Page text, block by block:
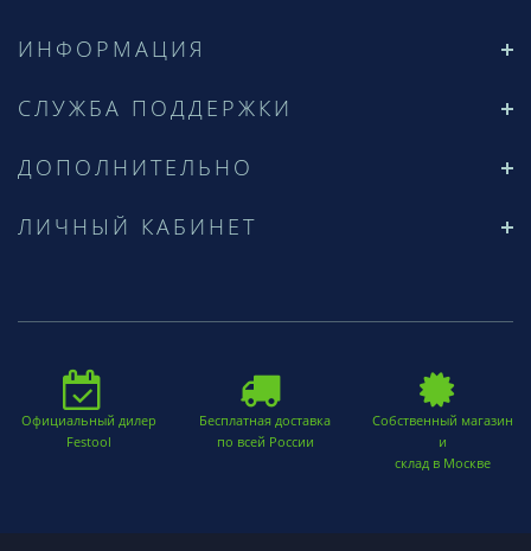
ИНФОРМАЦИЯ
СЛУЖБА ПОДДЕРЖКИ
ДОПОЛНИТЕЛЬНО
ЛИЧНЫЙ КАБИНЕТ
Официальный дилер
Festool
Бесплатная доставка
по всей России
Собственный магазин
и
склад в Москве